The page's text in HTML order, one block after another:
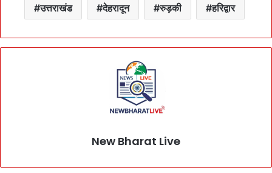
उत्तराखंड देहरादून रुड़की हरिद्वार
New Bharat Live